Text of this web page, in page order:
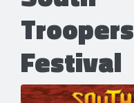
Troopers
Festival